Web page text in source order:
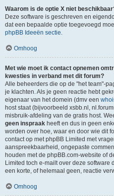
Waarom is de optie X niet
Deze software is geschreven en
dat een bepaalde optie toegevoegd
phpBB Ideeën sectie.
Omhoog
Met wie moet ik contact opnemen
kwesties in verband met dit forum?
Alle beheerders die op de "het team"-
je klachten. Als je geen reactie hebt
eigenaar van het domein (dmv een
host staat (bijvoorbeeld xsbb.nl,
misbruik-afdeling van de gratis host.
geen inspraak heeft en dus in geen
worden over hoe, waar en door wie dit
contact op met phpBB Limited met
aanspreekbaarheid, ongepaste
houden met de phpBB.com-website of
Limited toch e-mailt over deze software
een korte, of helemaal geen, reactie
Omhoog